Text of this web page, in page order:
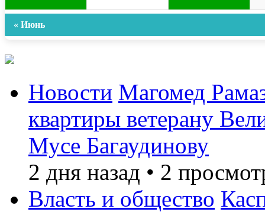
« Июнь
Новости Магомед
квартиры ветерану
Мусе Багаудинову
2 дня назад • 2
Власть и общество